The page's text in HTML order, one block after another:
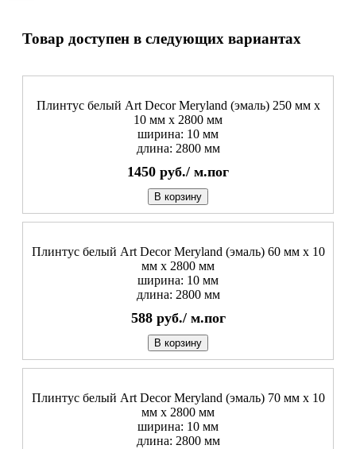
Товар доступен в следующих вариантах
Плинтус белый Art Decor Meryland (эмаль) 250 мм х
10 мм х 2800 мм
ширина: 10 мм
длина: 2800 мм
1450 руб./ м.пог
В корзину
Плинтус белый Art Decor Meryland (эмаль) 60 мм х 10
мм х 2800 мм
ширина: 10 мм
длина: 2800 мм
588 руб./ м.пог
В корзину
Плинтус белый Art Decor Meryland (эмаль) 70 мм х 10
мм х 2800 мм
ширина: 10 мм
длина: 2800 мм